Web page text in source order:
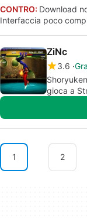
CONTRO: Download
Interfaccia poco
ZiNc
3.6
gioca a
1 2